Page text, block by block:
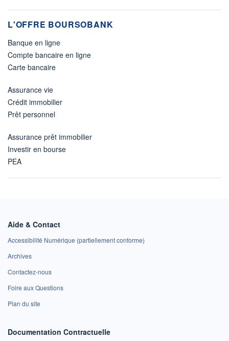
L'OFFRE BOURSOBANK
Banque en ligne
Compte bancaire en ligne
Carte bancaire
Assurance vie
Crédit immobilier
Prêt personnel
Assurance prêt immobilier
Investir en bourse
PEA
Aide & Contact
Accessibilité Numérique (partiellement conforme)
Archives
Contactez-nous
Foire aux Questions
Plan du site
Documentation Contractuelle